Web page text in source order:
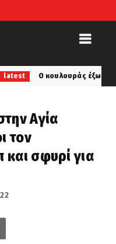
έξω απ΄το
Αγία
τον
και σφυρί για